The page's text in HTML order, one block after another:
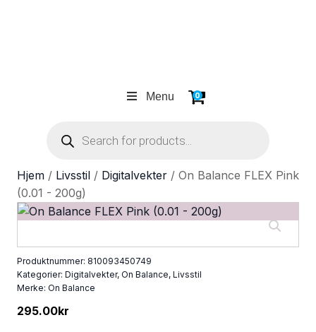
Menu 0
Products
search
Hjem / Livsstil / Digitalvekter / On Balance FLEX Pink
(0.01 - 200g)
Produktnummer: 810093450749
Kategorier: Digitalvekter, On Balance, Livsstil
Merke: On Balance
295.00kr